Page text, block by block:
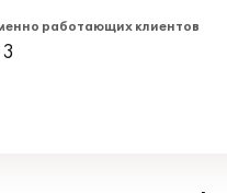
работающих клиентов